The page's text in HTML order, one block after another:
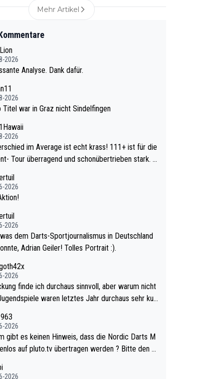
Mehr Artikel
2026
Analyse. Dank dafür.
2026
Titel war in Graz nicht Sindelfingen
2026
im Average ist echt krass! 111+ ist für die
Tour überragend und schonübertrieben stark. U
Blumentopf - ist ja n
Bu
2026
2026
dem Darts-Sportjournalismus in Deutschland
Adrian Geiler! Tolles Portrait :).
2026
finde ich durchaus sinnvoll, aber warum nicht
ändert die automatische Qualifikation des Weltm
sie wollen damit für nächste
WDF Turniere spielen. Dies war bei Archie Self l
2026
auf pluto.tv übertragen werden ? Bitte den A
2026